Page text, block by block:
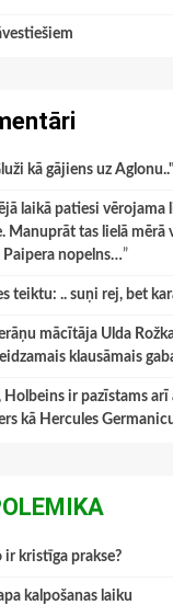
kā gājiens uz Aglonu.."
laikā patiesi vērojama
Manuprāt tas lielā mērā
Paipera nopelns…”
teiktu: .. suņi rej, bet
mācītāja Ulda
klausāmais
ir pazīstams arī
kā Hercules
kristīga prakse?
kalpošanas laiku